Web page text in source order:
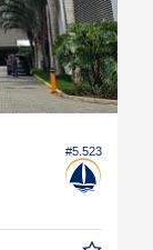
#5.523